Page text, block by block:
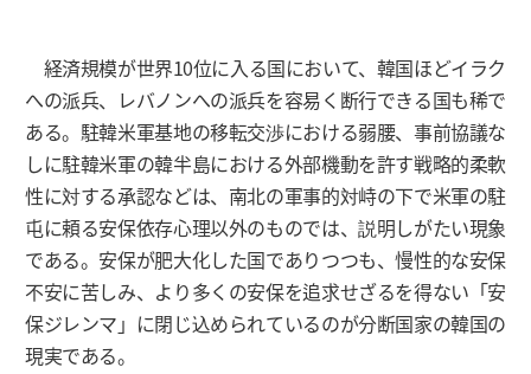
経済規模が世界10位に入る国において、韓国ほどイラク
への派兵、レバノンへの派兵を容易く断行できる国も稀で
ある。駐韓米軍基地の移転交渉における弱腰、事前協議な
しに駐韓米軍の韓半島における外部機動を許す戦略的柔軟
性に対する承認などは、南北の軍事的対峙の下で米軍の駐
屯に頼る安保依存心理以外のものでは、説明しがたい現象
である。安保が肥大化した国でありつつも、慢性的な安保
不安に苦しみ、より多くの安保を追求せざるを得ない「安
保ジレンマ」に閉じ込められているのが分断国家の韓国の
現実である。